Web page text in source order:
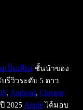
ป็นเสียง ชั้นนำของ
รีวิวระดับ 5 ดาว
, Android, Chrome
2025 Appleได้มอบ